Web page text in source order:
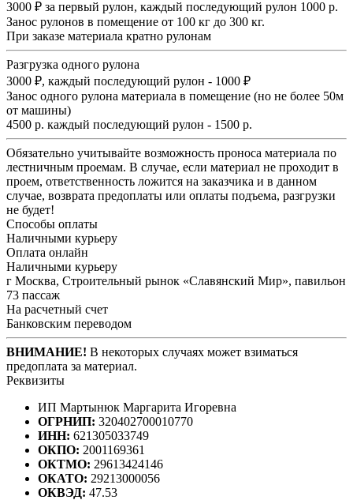
3000 ₽ за первый рулон, каждый последующий рулон 1000 р.
Занос рулонов в помещение от 100 кг до 300 кг.
При заказе материала кратно рулонам
Разгрузка одного рулона
3000 ₽, каждый последующий рулон - 1000 ₽
Занос одного рулона материала в помещение (но не более 50м
от машины)
4500 р. каждый последующий рулон - 1500 р.
Обязательно учитывайте возможность проноса материала по
лестничным проемам. В случае, если материал не проходит в
проем, ответственность ложится на заказчика и в данном
случае, возврата предоплаты или оплаты подъема, разгрузки
не будет!
Способы оплаты
Наличными курьеру
Оплата онлайн
Наличными курьеру
г Москва, Строительный рынок «Славянский Мир», павильон
73 пассаж
На расчетный счет
Банковским переводом
ВНИМАНИЕ! В некоторых случаях может взиматься
предоплата за материал.
Реквизиты
ИП Мартынюк Маргарита Игоревна
ОГРНИП: 320402700010770
ИНН: 621305033749
ОКПО: 2001169361
ОКТМО: 29613424146
ОКАТО: 29213000056
ОКВЭД: 47.53